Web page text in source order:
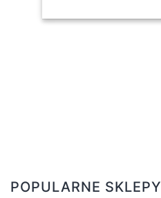
POPULARNE SKLEPY